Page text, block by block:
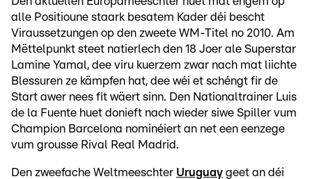
alle Positioune staark besatem Kader déi bescht
Viraussetzungen op den zweete WM-Titel no 2010. Am
Mëttelpunkt steet natierlech den 18 Joer ale Superstar
Lamine Yamal, dee viru kuerzem zwar nach mat liichte
Blessuren ze kämpfen hat, dee wéi et schéngt fir de
Start awer nees fit wäert sinn. Den Nationaltrainer Luis
de la Fuente huet donieft nach wieder siwe Spiller vum
Champion Barcelona nominéiert an net een eenzege
vum grousse Rival Real Madrid.
Den zweefache Weltmeeschter Uruguay geet an déi